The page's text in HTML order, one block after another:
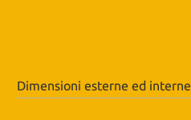
Dimensioni esterne ed interne